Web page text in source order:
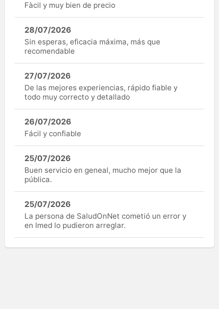
Fàcil y muy bien de precio
28/07/2026
Sin esperas, eficacia máxima, más que
recomendable
27/07/2026
De las mejores experiencias, rápido fiable y
todo muy correcto y detallado
26/07/2026
Fácil y confiable
25/07/2026
Buen servicio en geneal, mucho mejor que la
pública.
25/07/2026
La persona de SaludOnNet cometió un error y
en Imed lo pudieron arreglar.